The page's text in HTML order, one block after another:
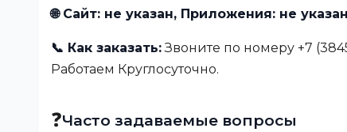
🌐 Сайт: не указан, Приложения: не
📞 Как заказать:Звоните по номеру +7
Работаем Круглосуточно.
❓Часто задаваемые вопросы